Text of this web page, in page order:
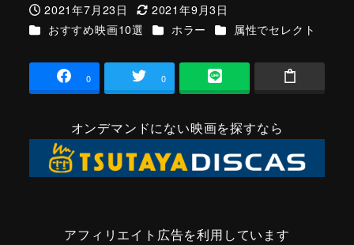
投稿日
2021年7月23日
更新日
2021年9月3日
カテゴリー
おすすめ映画10選 カテゴリー
ホラー カテゴリー
属性でセレクト
0 0
オンデマンドにない映画を探すなら
アフィリエイト広告を利用しています